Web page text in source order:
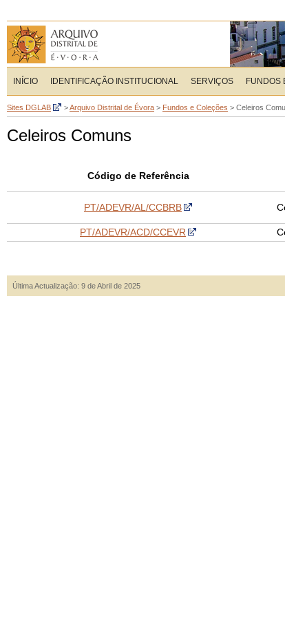
INÍCIO IDENTIFICAÇÃO INSTITUCIONAL SERVIÇOS FUNDOS
Sites DGLAB >Arquivo Distrital de Évora > Fundos e Coleções > Celeiros
Celeiros Comuns
Código de Referência
PT/ADEVR/AL/CCBRB
PT/ADEVR/ACD/CCEVR
Última Actualização: 9 de Abril de 2025